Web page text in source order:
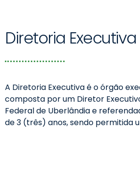
Diretoria Executiva
A Diretoria Executiva é o órgão
composta por um Diretor
Federal de Uberlândia e
de 3 (três) anos, sendo permitida